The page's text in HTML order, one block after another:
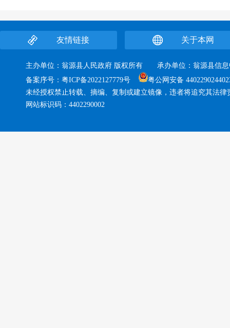
友情链接 关于本网
主办单位：翁源县人民政府 版权所有 承办单位：翁源县
备案序号： 粤ICP备2022127779号
粤公网安备
未经授权禁止转载、摘编、复制或建立镜像，违者将追究其法律
网站标识码：4402290002